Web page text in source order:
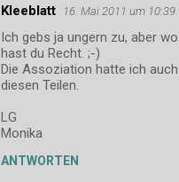
Kleeblatt 16. Mai 2011 um 10:39
Ich gebs ja ungern zu, aber
hast du Recht. ;-)
Die Assoziation hatte ich
diesen Teilen.
LG
Monika
ANTWORTEN